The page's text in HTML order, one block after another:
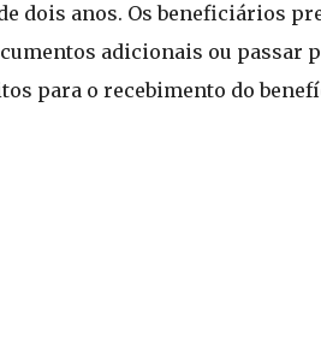
dois anos. Os beneficiários
adicionais ou passar
para o recebimento do